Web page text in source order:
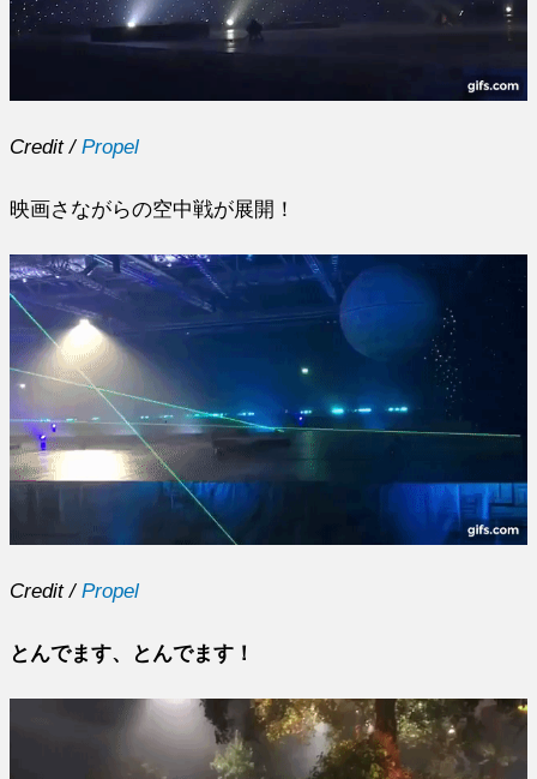
Credit /Propel
映画さながらの空中戦が展開！
Credit /Propel
とんでます、とんでます！